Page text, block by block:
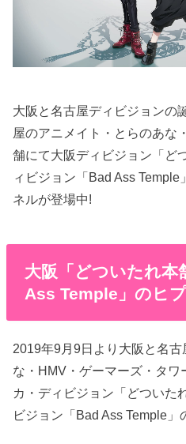
大阪と名古屋ディビジョンの
屋のアニメイト・とらのあな
舗にて大阪ディビジョン「ど
ィビジョン「Bad Ass
ネルが登場中!
大阪「どついたれ本
Ass Temple」のヒ
2019年9月9日より大阪と名
な・HMV・ゲーマーズ・タワ
カ・ディビジョン「どついた
ビジョン「Bad Ass Temple